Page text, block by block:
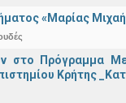
«Μαρίας
στo Πρόγραμμα
Κρήτης